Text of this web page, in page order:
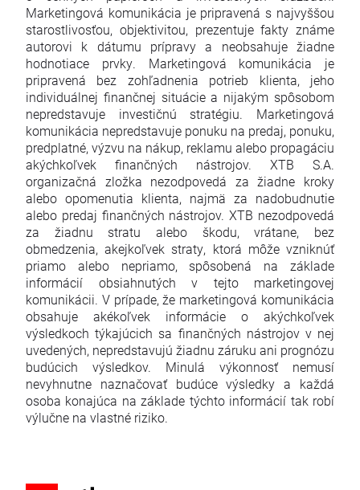
Marketingová komunikácia je pripravená s najvyššou
starostlivosťou, objektivitou, prezentuje fakty známe
autorovi k dátumu prípravy a neobsahuje žiadne
hodnotiace prvky. Marketingová komunikácia je
pripravená bez zohľadnenia potrieb klienta, jeho
individuálnej finančnej situácie a nijakým spôsobom
nepredstavuje investičnú stratégiu. Marketingová
komunikácia nepredstavuje ponuku na predaj, ponuku,
predplatné, výzvu na nákup, reklamu alebo propagáciu
akýchkoľvek finančných nástrojov. XTB S.A.
organizačná zložka nezodpovedá za žiadne kroky
alebo opomenutia klienta, najmä za nadobudnutie
alebo predaj finančných nástrojov. XTB nezodpovedá
za žiadnu stratu alebo škodu, vrátane, bez
obmedzenia, akejkoľvek straty, ktorá môže vzniknúť
priamo alebo nepriamo, spôsobená na základe
informácií obsiahnutých v tejto marketingovej
komunikácii. V prípade, že marketingová komunikácia
obsahuje akékoľvek informácie o akýchkoľvek
výsledkoch týkajúcich sa finančných nástrojov v nej
uvedených, nepredstavujú žiadnu záruku ani prognózu
budúcich výsledkov. Minulá výkonnosť nemusí
nevyhnutne naznačovať budúce výsledky a každá
osoba konajúca na základe týchto informácií tak robí
výlučne na vlastné riziko.